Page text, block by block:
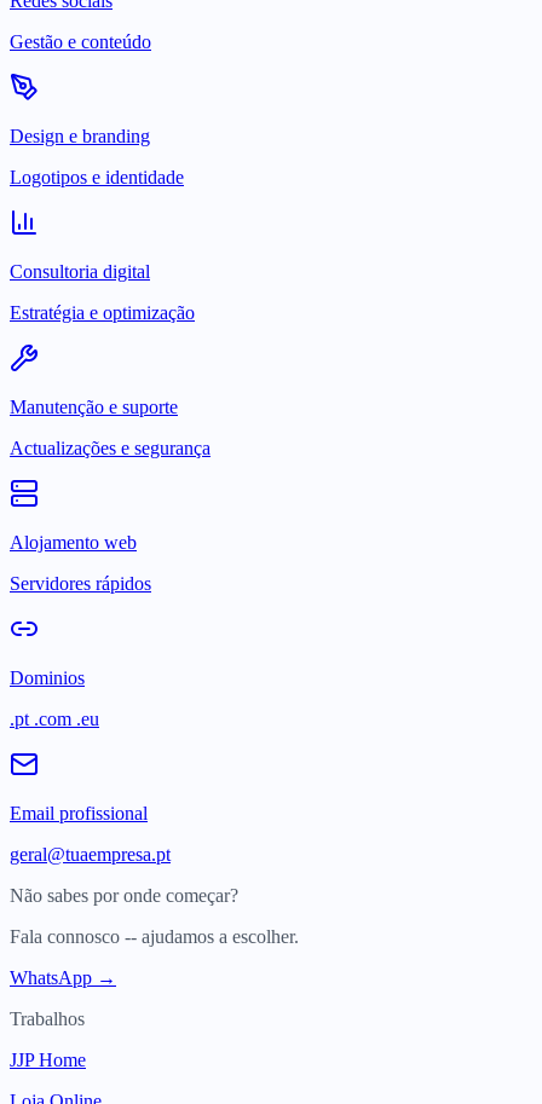
Gestão e conteúdo
Design e branding
Logotipos e identidade
Consultoria digital
Estratégia e optimização
Manutenção e suporte
Actualizações e segurança
Alojamento web
Servidores rápidos
Dominios
.pt .com .eu
Email profissional
geral@tuaempresa.pt
Não sabes por onde começar?
Fala connosco -- ajudamos a escolher.
WhatsApp →
Trabalhos
JJP Home